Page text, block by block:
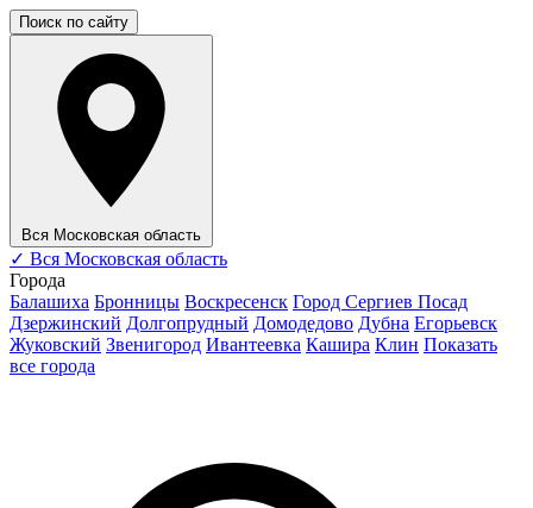
Поиск по сайту
Вся Московская область
✓ Вся Московская область
Города
Балашиха Бронницы Воскресенск Город Сергиев Посад
Дзержинский Долгопрудный Домодедово Дубна Егорьевск
Жуковский Звенигород Ивантеевка Кашира Клин Показать
все города